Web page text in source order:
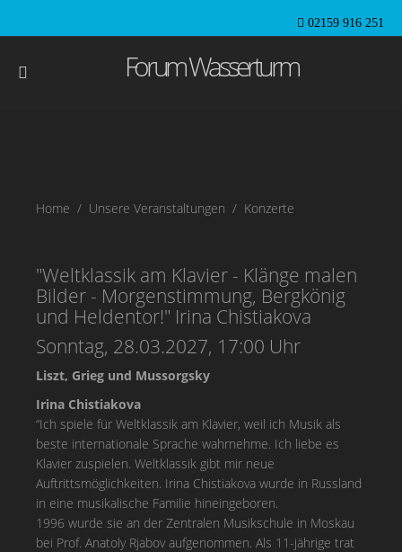
02159 916 251
Forum Wasserturm
Home Unsere Veranstaltungen Konzerte
"Weltklassik am Klavier - Klänge malen
Bilder - Morgenstimmung, Bergkönig
und Heldentor!" Irina Chistiakova
Sonntag, 28.03.2027, 17:00 Uhr
Liszt, Grieg und Mussorgsky
Irina Chistiakova
“Ich spiele für Weltklassik am Klavier, weil ich Musik als
beste internationale Sprache wahrnehme. Ich liebe es
Klavier zuspielen. Weltklassik gibt mir neue
Auftrittsmöglichkeiten. Irina Chistiakova wurde in Russland
in eine musikalische Familie hineingeboren.
1996 wurde sie an der Zentralen Musikschule in Moskau
bei Prof. Anatoly Rjabov aufgenommen. Als 11-jährige trat